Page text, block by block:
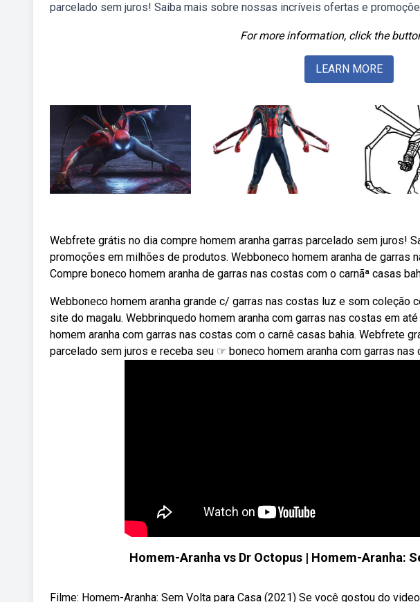
parcelado sem juros! Saiba mais sobre nossas incríveis ofertas e
For more information, click the
LEARN MORE
Webfrete grátis no dia compre homem aranha garras parcelado sem juros!
promoções em milhões de produtos. Webboneco homem aranha de
Compre boneco homem aranha de garras nas costas com o carnãª casas
Webboneco homem aranha grande c/ garras nas costas luz e som coleção
site do magalu. Webbrinquedo homem aranha com garras nas costas em
homem aranha com garras nas costas com o carnê casas bahia. Webfrete
parcelado sem juros e receba seu ☞ boneco homem aranha com garras
Homem-Aranha vs Dr Octopus | Homem-Aranha:
Filme: Homem-Aranha: Sem Volta para Casa (2021) Se você gostou do